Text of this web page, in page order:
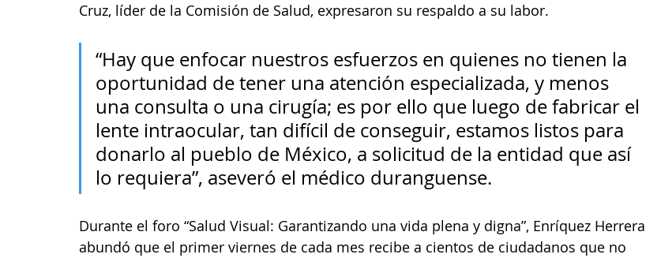
Cruz, líder de la Comisión de Salud, expresaron su respaldo a su labor.
“Hay que enfocar nuestros esfuerzos en quienes no tienen la
oportunidad de tener una atención especializada, y menos
una consulta o una cirugía; es por ello que luego de fabricar el
lente intraocular, tan difícil de conseguir, estamos listos para
donarlo al pueblo de México, a solicitud de la entidad que así
lo requiera”, aseveró el médico duranguense.
Durante el foro “Salud Visual: Garantizando una vida plena y digna”, Enríquez Herrera
abundó que el primer viernes de cada mes recibe a cientos de ciudadanos que no